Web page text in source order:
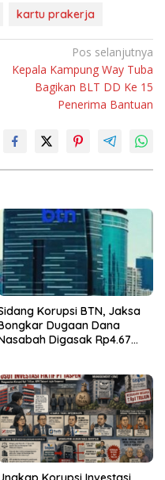
kartu prakerja
Pos selanjutnya
Kepala Kampung Way Tuba
Bagikan BLT DD Ke 15
Penerima Bantuan
Korupsi BTN, Jaksa
Dugaan Dana
Digasak Rp4.67